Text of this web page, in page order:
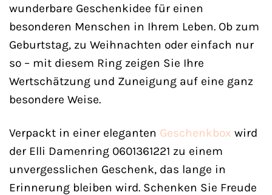
wunderbare Geschenkidee für einen
besonderen Menschen in Ihrem Leben. Ob zum
Geburtstag, zu Weihnachten oder einfach nur
so – mit diesem Ring zeigen Sie Ihre
Wertschätzung und Zuneigung auf eine ganz
besondere Weise.
Verpackt in einer eleganten Geschenkbox wird
der Elli Damenring 0601361221 zu einem
unvergesslichen Geschenk, das lange in
Erinnerung bleiben wird. Schenken Sie Freude